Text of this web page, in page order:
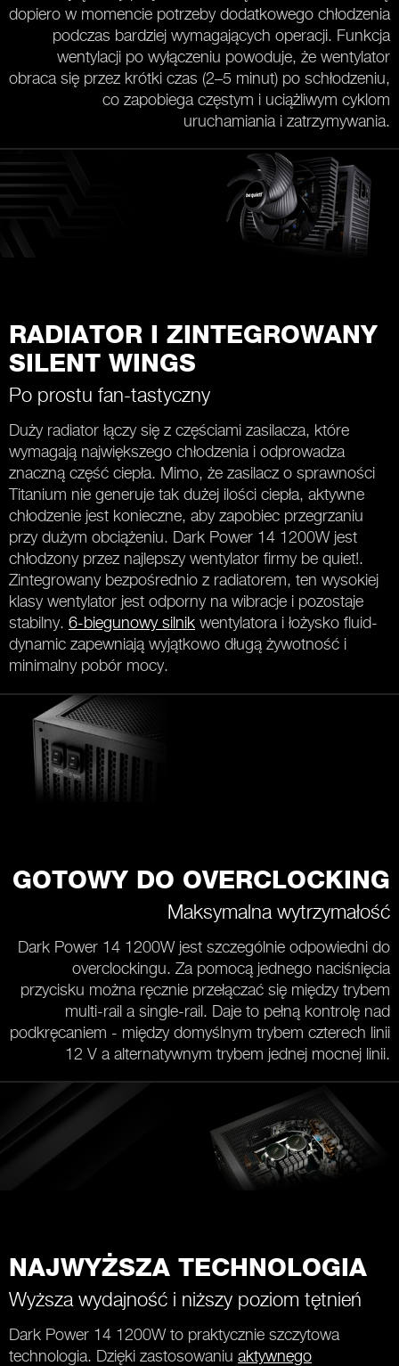
dopiero w momencie potrzeby dodatkowego chłodzenia
podczas bardziej wymagających operacji. Funkcja
wentylacji po wyłączeniu powoduje, że wentylator
obraca się przez krótki czas (2–5 minut) po schłodzeniu,
co zapobiega częstym i uciążliwym cyklom
uruchamiania i zatrzymywania.
RADIATOR I ZINTEGROWANY
SILENT WINGS
Po prostu fan-tastyczny
Duży radiator łączy się z częściami zasilacza, które
wymagają największego chłodzenia i odprowadza
znaczną część ciepła. Mimo, że zasilacz o sprawności
Titanium nie generuje tak dużej ilości ciepła, aktywne
chłodzenie jest konieczne, aby zapobiec przegrzaniu
przy dużym obciążeniu. Dark Power 14 1200W jest
chłodzony przez najlepszy wentylator firmy be quiet!.
Zintegrowany bezpośrednio z radiatorem, ten wysokiej
klasy wentylator jest odporny na wibracje i pozostaje
stabilny. 6-biegunowy silnik wentylatora i łożysko fluid-
dynamic zapewniają wyjątkowo długą żywotność i
minimalny pobór mocy.
GOTOWY DO OVERCLOCKING
Maksymalna wytrzymałość
Dark Power 14 1200W jest szczególnie odpowiedni do
overclockingu. Za pomocą jednego naciśnięcia
przycisku można ręcznie przełączać się między trybem
multi-rail a single-rail. Daje to pełną kontrolę nad
podkręcaniem - między domyślnym trybem czterech linii
12 V a alternatywnym trybem jednej mocnej linii.
NAJWYŻSZA TECHNOLOGIA
Wyższa wydajność i niższy poziom tętnień
Dark Power 14 1200W to praktycznie szczytowa
technologia. Dzięki zastosowaniu aktywnego